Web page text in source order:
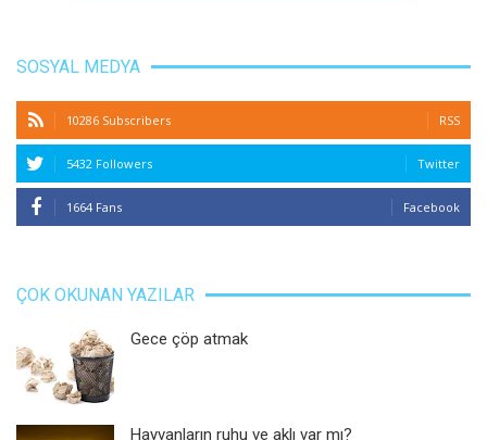
SOSYAL MEDYA
10286 Subscribers RSS
5432 Followers Twitter
1664 Fans Facebook
ÇOK OKUNAN YAZILAR
Gece çöp atmak
Hayvanların ruhu ve aklı var mı?